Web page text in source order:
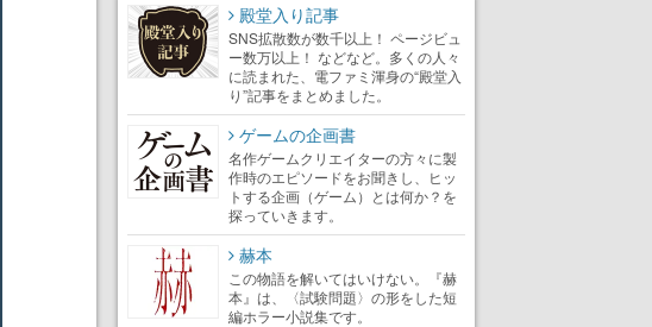
殿堂入り記事
SNS拡散数が数千以上！ ページビュ
ー数万以上！ などなど。多くの人々
に読まれた、電ファミ渾身の“殿堂入
り”記事をまとめました。
ゲームの企画書
名作ゲームクリエイターの方々に製
作時のエピソードをお聞きし、ヒッ
トする企画（ゲーム）とは何か？を
探っていきます。
赫本
この物語を解いてはいけない。『赫
本』は、〈試験問題〉の形をした短
編ホラー小説集です。